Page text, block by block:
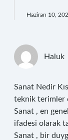
Haziran 10,
Haluk
Sanat Nedir
teknik terimler
Sanat , en
ifadesi olarak
Sanat , bir